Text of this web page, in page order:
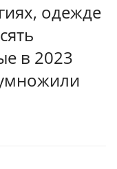
одежде
в 2023